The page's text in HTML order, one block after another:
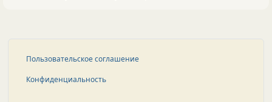
Пользовательское соглашение
Конфиденциальность